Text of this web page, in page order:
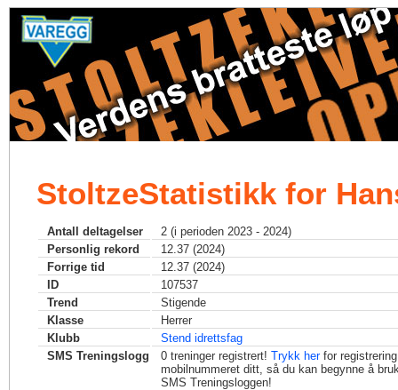
StoltzeStatistikk for
Antall deltagelser
2 (i perioden 2023 - 2024)
Personlig rekord
12.37 (2024)
Forrige tid
12.37 (2024)
ID
107537
Trend
Stigende
Klasse
Herrer
Klubb
Stend idrettsfag
SMS Treningslogg
0 treninger registrert! Trykk herfor
mobilnummeret ditt, så du kan begynne å
SMS Treningsloggen!